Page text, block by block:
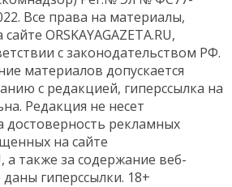
Все права на материалы,
ORSKAYAGAZETA.RU,
с законодательством РФ.
материалов допускается
с редакцией, гиперссылка на
Редакция не несет
достоверность рекламных
на сайте
а также за содержание веб-
гиперссылки. 18+